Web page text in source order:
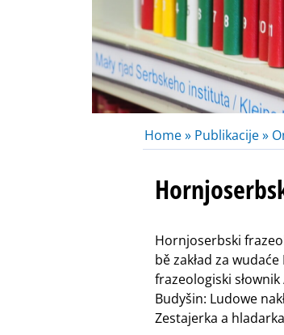
Home » Publikacije »
Hornjoserbski
bě zakład za
frazeologiski
Budyšin: Ludowe
Zestajerka a